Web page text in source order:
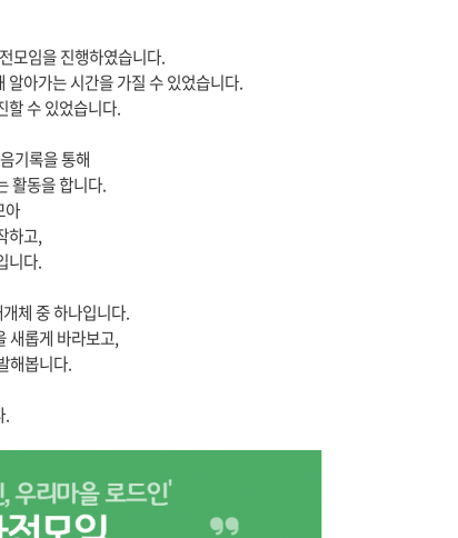
모임을 진행하였습니다.
아가는 시간을 가질 수 있었습니다.
할 수 있었습니다.
기록을 통해
활동을 합니다.
아
하고,
니다.
체 중 하나입니다.
새롭게 바라보고,
해봅니다.
.